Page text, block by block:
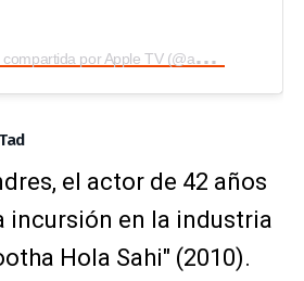
U
na publicación compartida por Apple TV (@appletv)
el actor de 42 años
incursión en la industria
Hola Sahi" (2010).